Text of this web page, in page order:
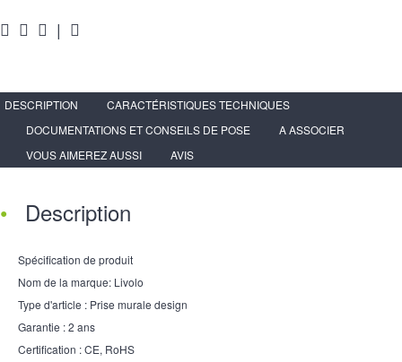
|
DESCRIPTION
CARACTÉRISTIQUES TECHNIQUES
DOCUMENTATIONS ET CONSEILS DE POSE
A ASSOCIER
VOUS AIMEREZ AUSSI
AVIS
Description
Spécification de produit
Nom de la marque: Livolo
Type d'article : Prise murale design
Garantie : 2 ans
Certification : CE, RoHS